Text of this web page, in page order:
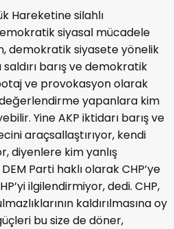
Hareketine silahlı
siyasal mücadele
demokratik siyasete yönelik
saldırı barış ve demokratik
ve provokasyon olarak
yapanlara kim
Yine AKP iktidarı barış ve
araçsallaştırıyor, kendi
diyenlere kim yanlış
Parti haklı olarak CHP’ye
ilgilendirmiyor, dedi. CHP,
kaldırılmasına oy
bu size de döner,